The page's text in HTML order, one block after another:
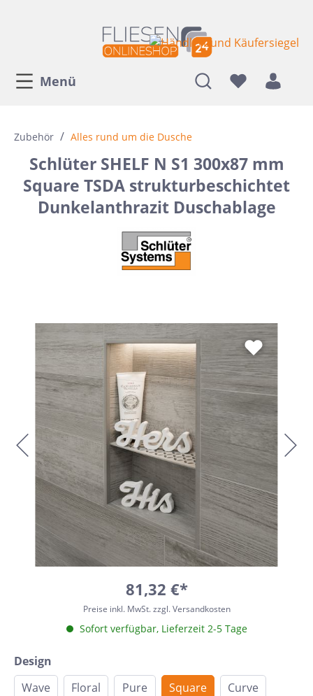
Menü
Zubehör / Alles rund um die Dusche
Schlüter SHELF N S1 300x87 mm
Square TSDA strukturbeschichtet
Dunkelanthrazit Duschablage
81,32 €*
Preise inkl. MwSt. zzgl. Versandkosten
Sofort verfügbar, Lieferzeit 2-5 Tage
Design
Wave
Floral Pure Square Curve